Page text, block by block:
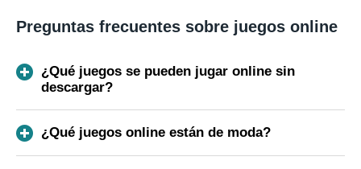
Preguntas frecuentes sobre juegos online
¿Qué juegos se pueden jugar online sin
descargar?
¿Qué juegos online están de moda?